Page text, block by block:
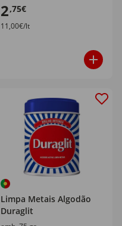
2,75€
11,00€/lt
Limpa Metais Algodão
Duraglit